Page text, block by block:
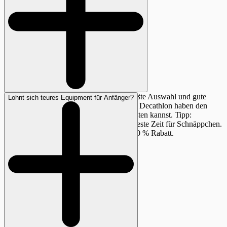
Online-Shops wie Amazon bieten die größte Auswahl und gute
Preise. Fachhändler wie Globetrotter oder Decathlon haben den
Vorteil, dass du Produkte anfassen und testen kannst. Tipp:
Saisonende (September/Oktober) ist die beste Zeit für Schnäppchen.
Viele Premium-Marken haben dann 30–50 % Rabatt.
Lohnt sich teures Equipment für Anfänger?